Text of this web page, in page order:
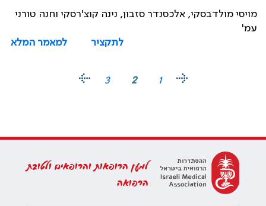
מויסי מולדבסקי, אלכסנדר סזבון, נינה קוצ'רסקי וחנה טורני
עמ'
לתקציר
למאמר המלא
1
2
3
למען הרופאות והרופאים ולטובת
הרפואה